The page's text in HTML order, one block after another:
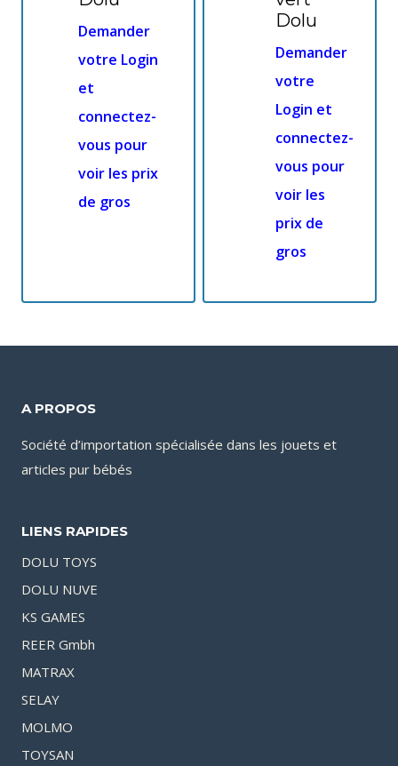
Demander
votre Login
et
connectez-
vous pour
voir les prix
de gros
Dolu
Demander
votre
Login et
connectez-
vous pour
voir les
prix de
gros
A PROPOS
Société d’importation spécialisée dans les jouets et
articles pur bébés
LIENS RAPIDES
DOLU TOYS
DOLU NUVE
KS GAMES
REER Gmbh
MATRAX
SELAY
MOLMO
TOYSAN